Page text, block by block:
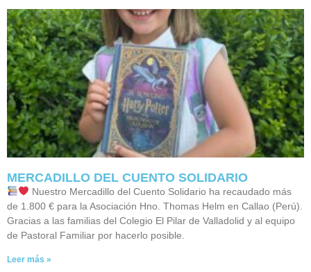
MERCADILLO DEL CUENTO SOLIDARIO
Nuestro Mercadillo del Cuento Solidario ha recaudado más
de 1.800 € para la Asociación Hno. Thomas Helm en Callao (Perú).
Gracias a las familias del Colegio El Pilar de Valladolid y al equipo
de Pastoral Familiar por hacerlo posible.
Leer más »